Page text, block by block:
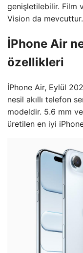
genişletilebilir. Film
Vision da mevcuttur.
İPhone Air
özellikleri
İPhone Air, Eylül
nesil akıllı telefon
modeldir. 5.6 mm
üretilen en iyi